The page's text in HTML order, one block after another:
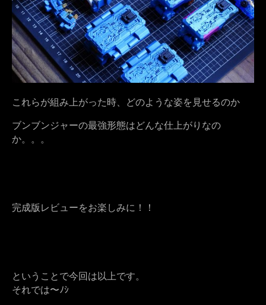
これらが組み上がった時、どのような姿を見せるのか
ブンブンジャーの最強形態はどんな仕上がりなの
か。。。
完成版レビューをお楽しみに！！
ということで今回は以上です。
それでは〜ﾉｼ